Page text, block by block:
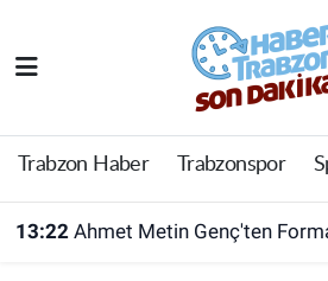
Trabzon Haber Trabzonspor
13:22 Ahmet Metin Genç'ten Forma Tartışmasına
Trabzon Haber
Trabzonspor
Trabzon Nöbetçi Eczaneler
Trabzon Hava Durumu